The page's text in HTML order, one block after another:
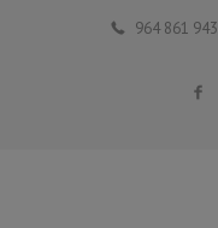
964 861 943